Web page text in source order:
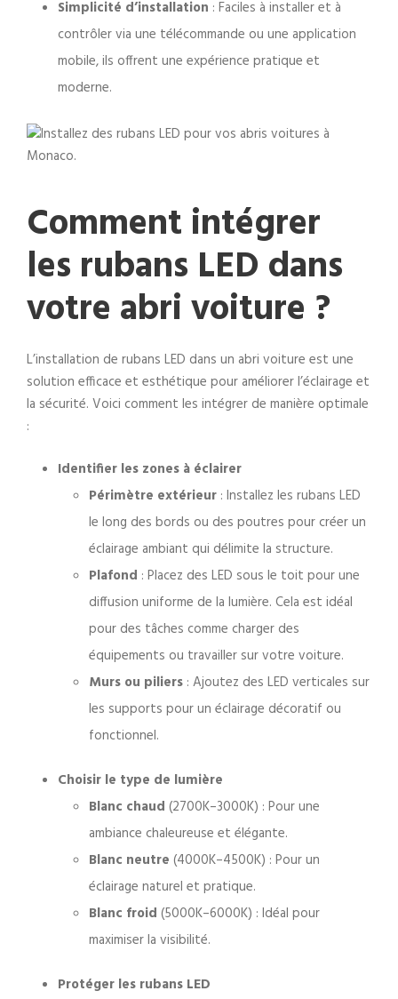
Simplicité d’installation : Faciles à installer et à
contrôler via une télécommande ou une application
mobile, ils offrent une expérience pratique et
moderne.
Comment intégrer
les rubans LED dans
votre abri voiture ?
L’installation de rubans LED dans un abri voiture est une
solution efficace et esthétique pour améliorer l’éclairage et
la sécurité. Voici comment les intégrer de manière optimale
:
Identifier les zones à éclairer
Périmètre extérieur : Installez les rubans LED
le long des bords ou des poutres pour créer un
éclairage ambiant qui délimite la structure.
Plafond : Placez des LED sous le toit pour une
diffusion uniforme de la lumière. Cela est idéal
pour des tâches comme charger des
équipements ou travailler sur votre voiture.
Murs ou piliers : Ajoutez des LED verticales sur
les supports pour un éclairage décoratif ou
fonctionnel.
Choisir le type de lumière
Blanc chaud (2700K–3000K) : Pour une
ambiance chaleureuse et élégante.
Blanc neutre (4000K–4500K) : Pour un
éclairage naturel et pratique.
Blanc froid (5000K–6000K) : Idéal pour
maximiser la visibilité.
Protéger les rubans LED